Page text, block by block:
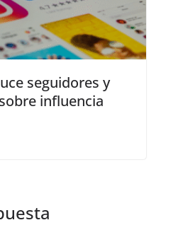
seguidores y
influencia